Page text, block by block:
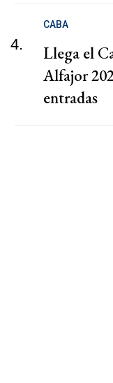
4.
CABA
Llega el
Alfajor
entradas